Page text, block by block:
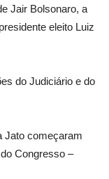
Jair Bolsonaro, a
eleito Luiz
do Judiciário e do
Jato começaram
Congresso –